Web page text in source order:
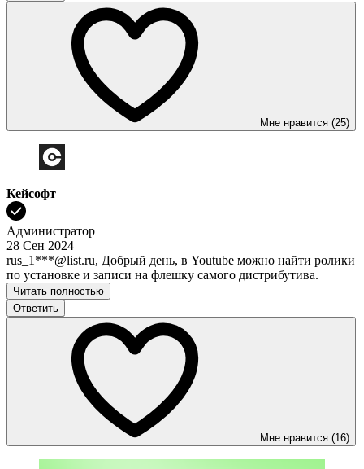
Мне нравится (25)
Кейсофт
Администратор
28 Сен 2024
rus_1***@list.ru, Добрый день, в Youtube можно найти ролики
по установке и записи на флешку самого дистрибутива.
Читать полностью
Ответить
Мне нравится (16)